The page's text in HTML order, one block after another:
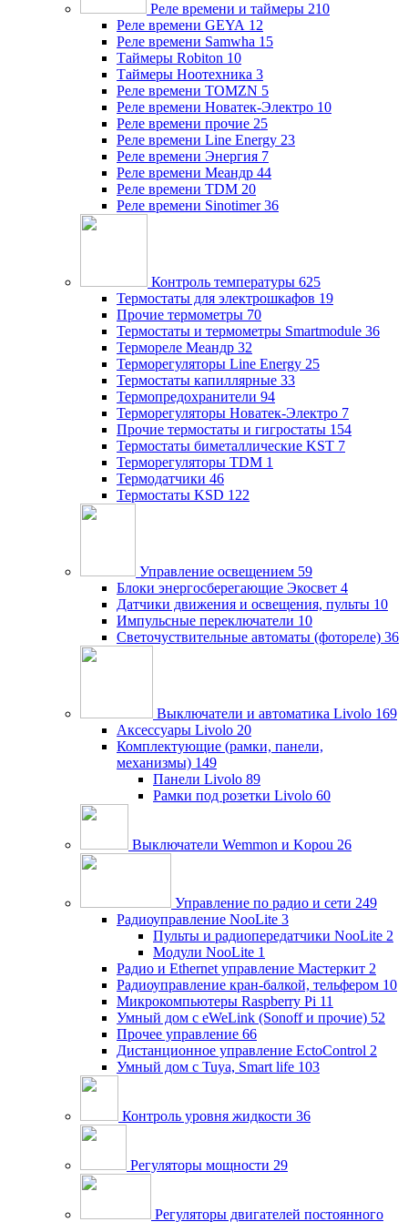
Реле времени и таймеры 210
Реле времени GEYA 12
Реле времени Samwha 15
Таймеры Robiton 10
Таймеры Ноотехника 3
Реле времени TOMZN 5
Реле времени Новатек-Электро 10
Реле времени прочие 25
Реле времени Line Energy 23
Реле времени Энергия 7
Реле времени Меандр 44
Реле времени TDM 20
Реле времени Sinotimer 36
Контроль температуры 625
Термостаты для электрошкафов 19
Прочие термометры 70
Термостаты и термометры Smartmodule 36
Термореле Меандр 32
Терморегуляторы Line Energy 25
Термостаты капиллярные 33
Термопредохранители 94
Терморегуляторы Новатек-Электро 7
Прочие термостаты и гигростаты 154
Термостаты биметаллические KST 7
Терморегуляторы TDM 1
Термодатчики 46
Термостаты KSD 122
Управление освещением 59
Блоки энергосберегающие Экосвет 4
Датчики движения и освещения, пульты 10
Импульсные переключатели 10
Светочуствительные автоматы (фотореле) 36
Выключатели и автоматика Livolo 169
Аксессуары Livolo 20
Комплектующие (рамки, панели,
механизмы) 149
Панели Livolo 89
Рамки под розетки Livolo 60
Выключатели Wemmon и Kopou 26
Управление по радио и сети 249
Радиоуправление NooLite 3
Пульты и радиопередатчики NooLite 2
Модули NooLite 1
Радио и Ethernet управление Мастеркит 2
Радиоуправление кран-балкой, тельфером 10
Микрокомпьютеры Raspberry Pi 11
Умный дом c eWeLink (Sonoff и прочие) 52
Прочее управление 66
Дистанционное управление EctoControl 2
Умный дом с Tuya, Smart life 103
Контроль уровня жидкости 36
Регуляторы мощности 29
Регуляторы двигателей постоянного